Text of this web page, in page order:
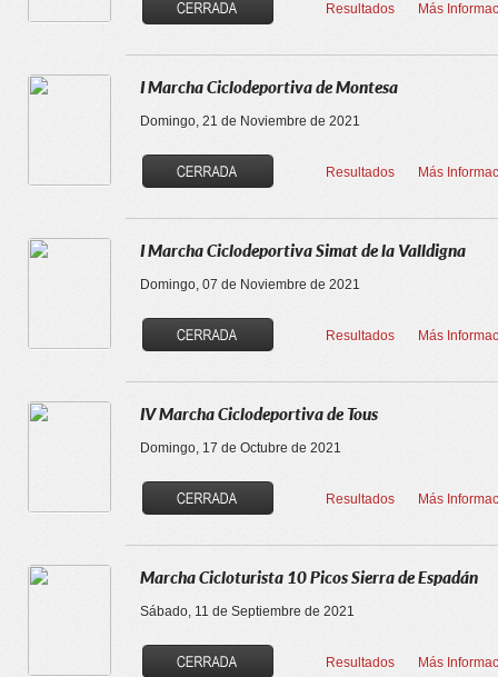
Resultados Más
I Marcha Ciclodeportiva de Montesa
Domingo, 21 de Noviembre de 2021
Resultados Más
I Marcha Ciclodeportiva Simat de la Valldigna
Domingo, 07 de Noviembre de 2021
Resultados Más
IV Marcha Ciclodeportiva de Tous
Domingo, 17 de Octubre de 2021
Resultados Más
Marcha Cicloturista 10 Picos Sierra de Espadán
Sábado, 11 de Septiembre de 2021
Resultados Más